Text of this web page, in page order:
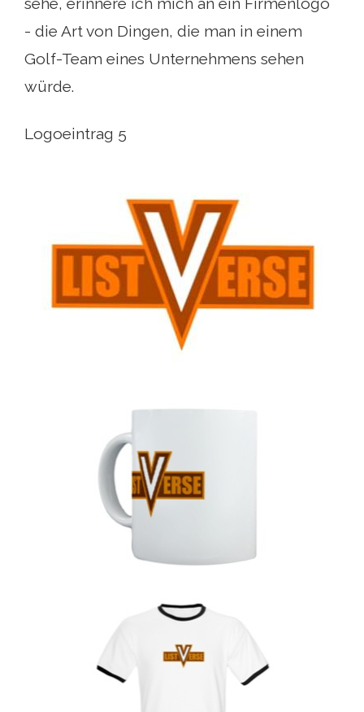
- die Art von Dingen, die man in einem
Golf-Team eines Unternehmens sehen
würde.
Logoeintrag 5